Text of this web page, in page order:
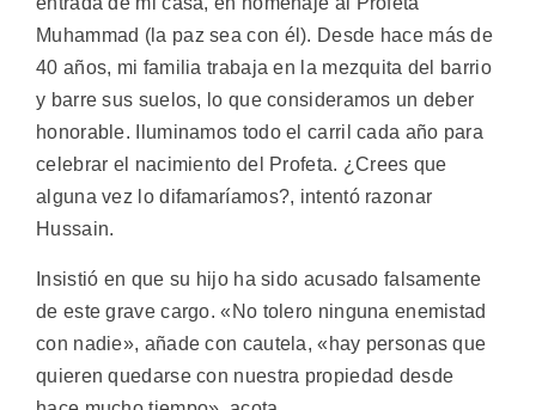
Muhammad (la paz sea con él). Desde hace más de
40 años, mi familia trabaja en la mezquita del barrio
y barre sus suelos, lo que consideramos un deber
honorable. Iluminamos todo el carril cada año para
celebrar el nacimiento del Profeta. ¿Crees que
alguna vez lo difamaríamos?, intentó razonar
Hussain.
Insistió en que su hijo ha sido acusado falsamente
de este grave cargo. «No tolero ninguna enemistad
con nadie», añade con cautela, «hay personas que
quieren quedarse con nuestra propiedad desde